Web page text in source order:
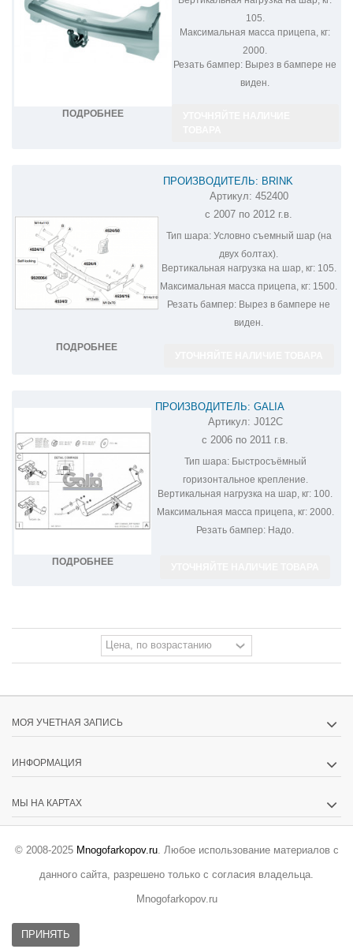
ПОДРОБНЕЕ
105.
Максимальная масса прицепа, кг:
2000.
Резать бампер: Вырез в бампере не
виден.
ПОДРОБНЕЕ
ПРОИЗВОДИТЕЛЬ: BRINK
ФАРКОП НА JEEP LIBERTY 452400
Артикул: 452400
с 2007 по 2012 г.в.
Тип шара:Условно съемный шар (на
двух болтах).
Вертикальная нагрузка на шар, кг:105.
Максимальная масса прицепа, кг: 1500.
Резать бампер: Вырез в бампере не
виден.
ПОДРОБНЕЕ
ПРОИЗВОДИТЕЛЬ: GALIA
ОЦИНКОВАННЫЙ ФАРКОП НА JEEP
LIBERTY J012C
Артикул: J012C
с 2006 по 2011 г.в.
Тип шара:Быстросъёмный
горизонтальное крепление.
Вертикальная нагрузка на шар, кг: 100.
Максимальная масса прицепа, кг:2000.
Резать бампер: Надо.
МОЯ УЧЕТНАЯ ЗАПИСЬ
ИНФОРМАЦИЯ
МЫ НА КАРТАХ
© 2008-2025 Mnogofarkopov.ru. Любое использование материалов с
данного сайта, разрешено только с согласия владельца.
Mnogofarkopov.ru
ПРИНЯТЬ